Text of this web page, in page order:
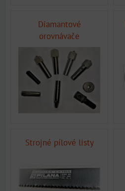
Diamantové
orovnávače
Strojné pílové listy